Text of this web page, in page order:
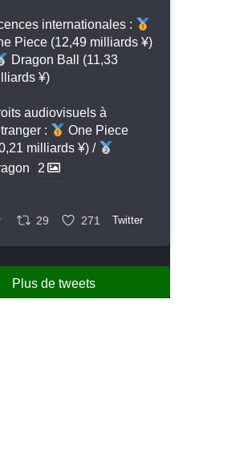
internationales :
Piece (12,49 milliards ¥)
Dragon Ball (11,33
¥)
audiovisuels à
:
One Piece
milliards ¥) /
2
29 271 Twitter
Plus de tweets